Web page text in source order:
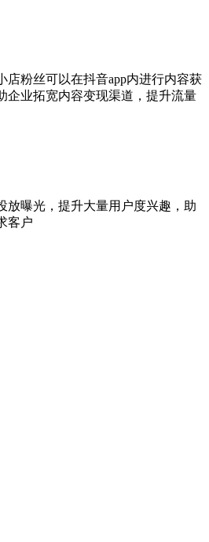
店粉丝可以在抖音app内进行内容获
企业拓宽内容变现渠道，提升流量
放曝光，提升大量用户度兴趣，助
客户